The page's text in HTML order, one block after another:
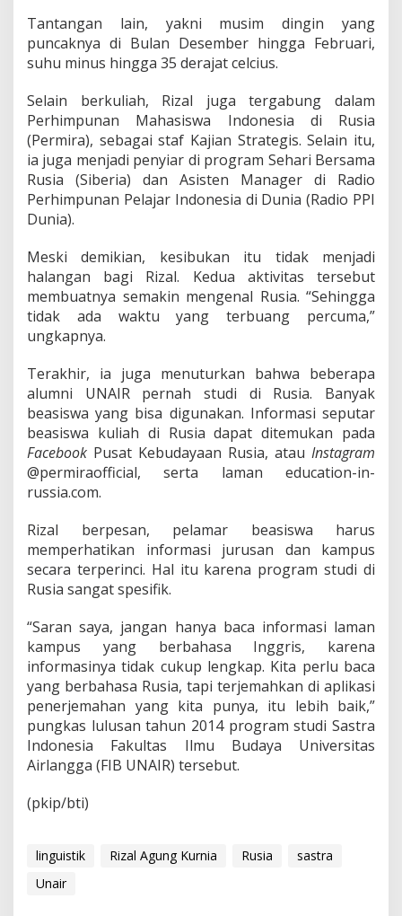
Tantangan lain, yakni musim dingin yang
puncaknya di Bulan Desember hingga Februari,
suhu minus hingga 35 derajat celcius.
Selain berkuliah, Rizal juga tergabung dalam
Perhimpunan Mahasiswa Indonesia di Rusia
(Permira), sebagai staf Kajian Strategis. Selain itu,
ia juga menjadi penyiar di program Sehari Bersama
Rusia (Siberia) dan Asisten Manager di Radio
Perhimpunan Pelajar Indonesia di Dunia (Radio PPI
Dunia).
Meski demikian, kesibukan itu tidak menjadi
halangan bagi Rizal. Kedua aktivitas tersebut
membuatnya semakin mengenal Rusia. “Sehingga
tidak ada waktu yang terbuang percuma,”
ungkapnya.
Terakhir, ia juga menuturkan bahwa beberapa
alumni UNAIR pernah studi di Rusia. Banyak
beasiswa yang bisa digunakan. Informasi seputar
beasiswa kuliah di Rusia dapat ditemukan pada
Facebook Pusat Kebudayaan Rusia, atau Instagram
@permiraofficial, serta laman education-in-
russia.com.
Rizal berpesan, pelamar beasiswa harus
memperhatikan informasi jurusan dan kampus
secara terperinci. Hal itu karena program studi di
Rusia sangat spesifik.
“Saran saya, jangan hanya baca informasi laman
kampus yang berbahasa Inggris, karena
informasinya tidak cukup lengkap. Kita perlu baca
yang berbahasa Rusia, tapi terjemahkan di aplikasi
penerjemahan yang kita punya, itu lebih baik,”
pungkas lulusan tahun 2014 program studi Sastra
Indonesia Fakultas Ilmu Budaya Universitas
Airlangga (FIB UNAIR) tersebut.
(pkip/bti)
linguistik Rizal Agung Kurnia Rusia
sastra
Unair